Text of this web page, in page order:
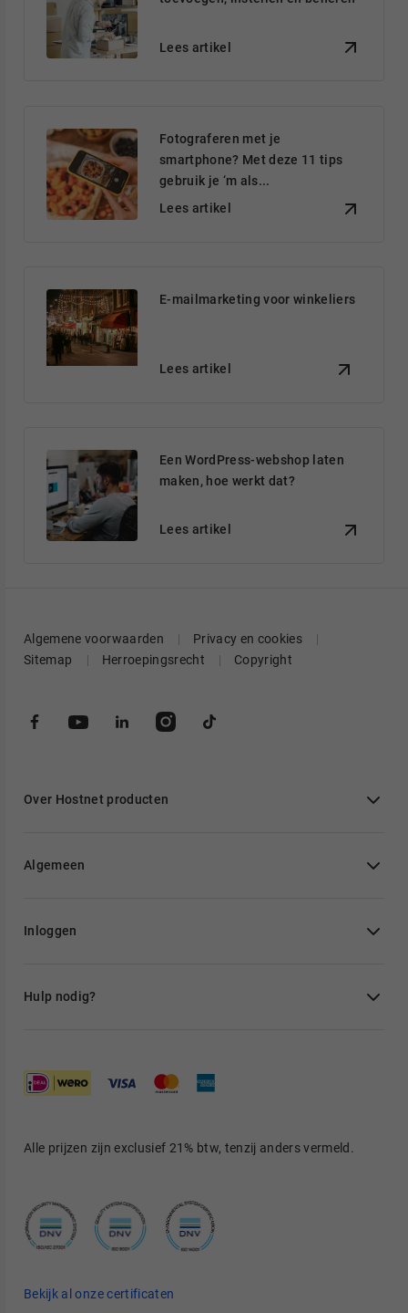
Lees artikel
Fotograferen met je
smartphone? Met deze 11 tips
gebruik je ‘m als...
Lees artikel
E-mailmarketing voor winkeliers
Lees artikel
Een WordPress-webshop laten
maken, hoe werkt dat?
Lees artikel
Algemene voorwaarden
Privacy en cookies
Sitemap
Herroepingsrecht Copyright
Over Hostnet producten
Algemeen
Inloggen
Hulp nodig?
Alle prijzen zijn exclusief 21% btw, tenzij anders vermeld.
Bekijk al onze certificaten